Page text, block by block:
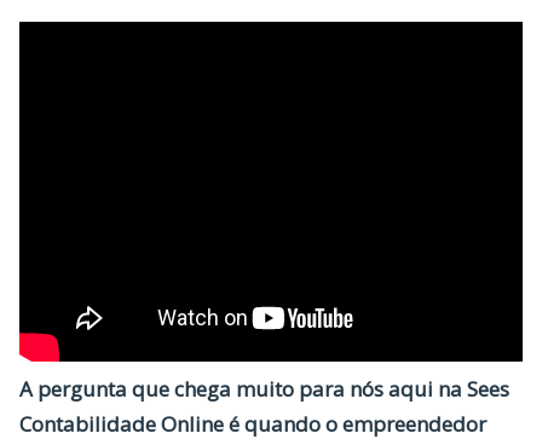
A pergunta que chega muito para nós aqui na Sees
Contabilidade Online é quando o empreendedor